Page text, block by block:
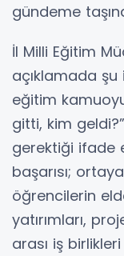
gündeme
İl Milli Eğitim
açıklamada
eğitim
gitti, kim
gerektiği ifade
başarısı;
öğrencilerin
yatırımları,
arası iş